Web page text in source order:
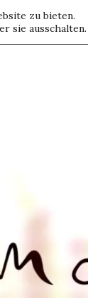
zu bieten.
sie ausschalten.